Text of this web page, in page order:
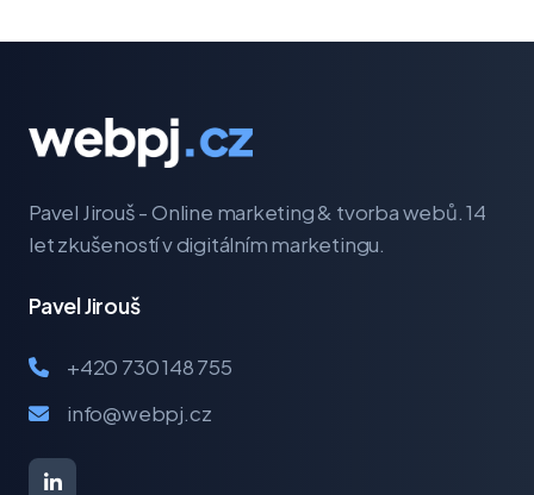
Pavel Jirouš - Online marketing & tvorba webů. 14
let zkušeností v digitálním marketingu.
Pavel Jirouš
+420 730 148 755
info@webpj.cz